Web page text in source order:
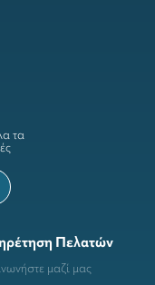
τα
Πελατών
μαζί μας